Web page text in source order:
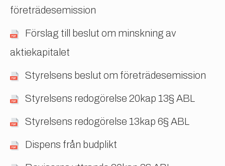
företrädesemission
Förslag till beslut om minskning av
aktiekapitalet
Styrelsens beslut om företrädesemission
Styrelsens redogörelse 20kap 13§ ABL
Styrelsens redogörelse 13kap 6§ ABL
Dispens från budplikt